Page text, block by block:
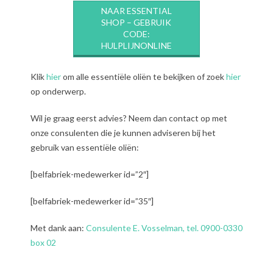
NAAR ESSENTIAL
SHOP – GEBRUIK
CODE:
HULPLIJNONLINE
Klikhierom alle essentiële oliën te bekijken of zoekhier
op onderwerp.
Wil je graag eerst advies? Neem dan contact op met
onze consulenten die je kunnen adviseren bij het
gebruik van essentiële oliën:
[belfabriek-medewerker id=”2″]
[belfabriek-medewerker id=”35″]
Met dank aan: Consulente E. Vosselman, tel. 0900-0330
box 02